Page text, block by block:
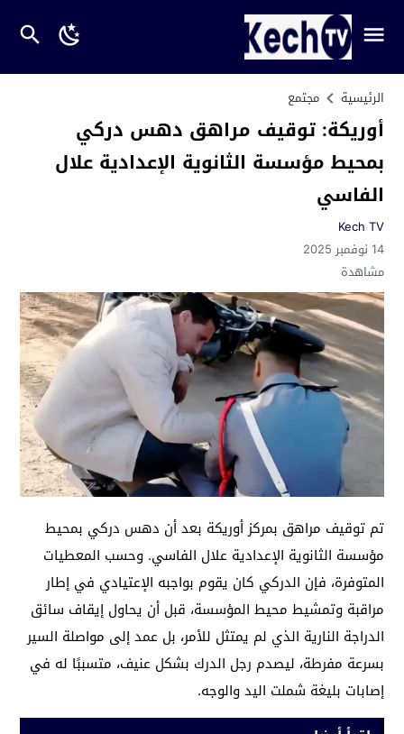
الرئيسية مجتمع
أوريكة: توقيف مراهق دهس دركي
بمحيط مؤسسة الثانوية الإعدادية علال
الفاسي
Kech TV
14 نوفمبر 2025
مشاهدة
تم توقيف مراهق بمركز أوريكة بعد أن دهس دركي بمحيط
مؤسسة الثانوية الإعدادية علال الفاسي. وحسب المعطيات
المتوفرة، فإن الدركي كان يقوم بواجبه الإعتيادي في إطار
مراقبة وتمشيط محيط المؤسسة، قبل أن يحاول إيقاف سائق
الدراجة النارية الذي لم يمتثل للأمر، بل عمد إلى مواصلة السير
بسرعة مفرطة، ليصدم رجل الدرك بشكل عنيف، متسببًا له في
إصابات بليغة شملت اليد والوجه.